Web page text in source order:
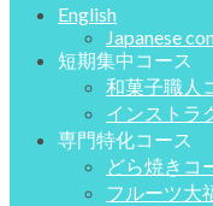
English
Japanese
短期集中コース
和菓子職人
インストラ
専門特化コース
どら焼きコ
フルーツ大